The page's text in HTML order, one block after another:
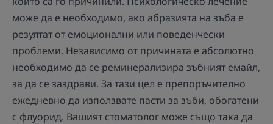
може да е необходимо, ако абразията на зъба е
резултат от емоционални или поведенчески
проблеми. Независимо от причината е абсолютно
необходимо да се реминерализира зъбният емайл,
за да се заздрави. За тази цел е препоръчително
ежедневно да използвате пасти за зъби, обогатени
с флуорид. Вашият стоматолог може също така да